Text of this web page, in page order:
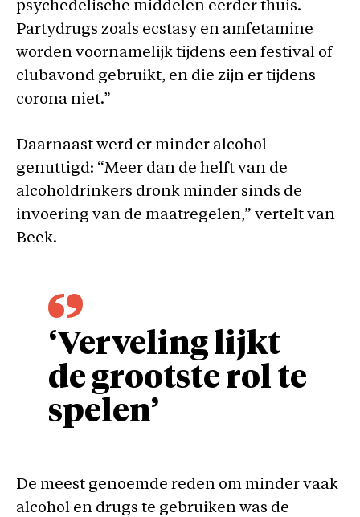
psychedelische middelen eerder thuis.
Partydrugs zoals ecstasy en amfetamine
worden voornamelijk tijdens een festival of
clubavond gebruikt, en die zijn er tijdens
corona niet.”
Daarnaast werd er minder alcohol
genuttigd: “Meer dan de helft van de
alcoholdrinkers dronk minder sinds de
invoering van de maatregelen,” vertelt van
Beek.
‘Verveling lijkt
de grootste rol te
spelen’
De meest genoemde reden om minder vaak
alcohol en drugs te gebruiken was de